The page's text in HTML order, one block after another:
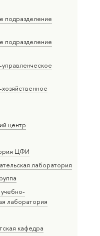
подразделение
подразделение
центр
ЦФИ
лаборатория
лаборатория
кафедра